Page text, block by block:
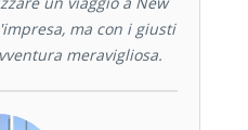
ma con i giusti
meravigliosa.